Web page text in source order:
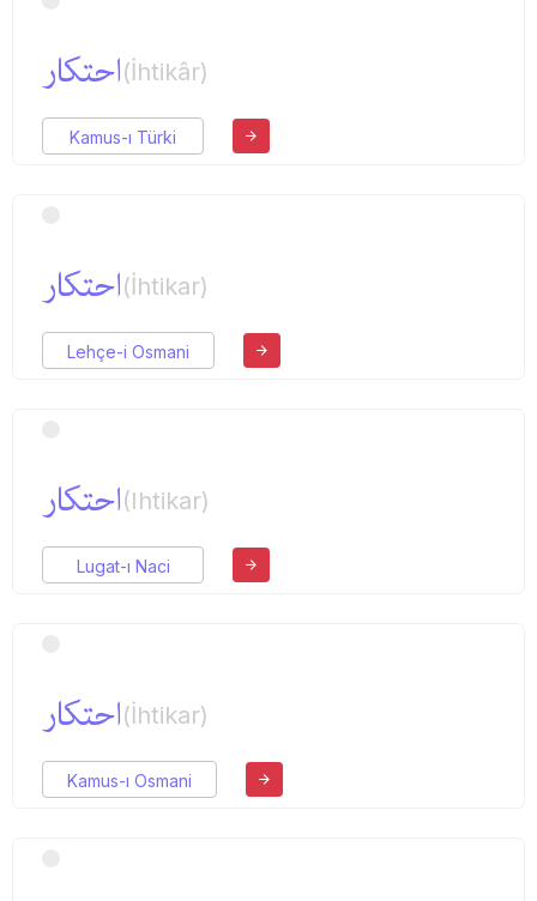
احتكار(İhtikâr)
Kamus-ı Türki
احتكار(İhtikar)
Lehçe-i Osmani
احتكار(Ihtikar)
Lugat-ı Naci
احتكار(İhtikar)
Kamus-ı Osmani